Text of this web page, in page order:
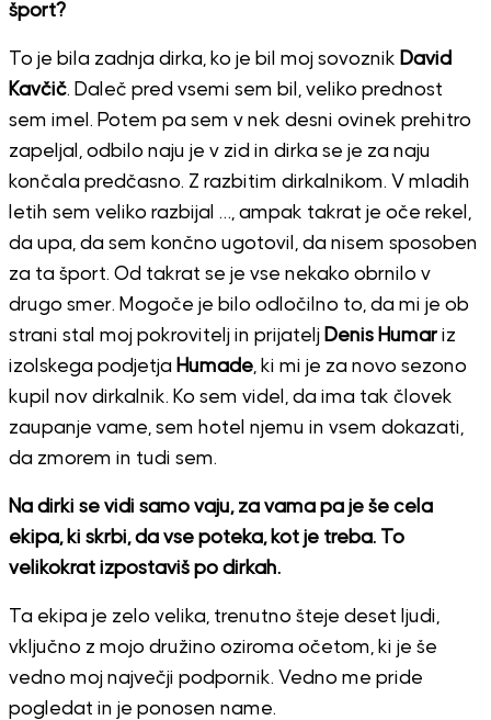
šport?
To je bila zadnja dirka, ko je bil moj sovoznik David
Kavčič. Daleč pred vsemi sem bil, veliko prednost
sem imel. Potem pa sem v nek desni ovinek prehitro
zapeljal, odbilo naju je v zid in dirka se je za naju
končala predčasno. Z razbitim dirkalnikom. V mladih
letih sem veliko razbijal …, ampak takrat je oče rekel,
da upa, da sem končno ugotovil, da nisem sposoben
za ta šport. Od takrat se je vse nekako obrnilo v
drugo smer. Mogoče je bilo odločilno to, da mi je ob
strani stal moj pokrovitelj in prijatelj Denis Humariz
izolskega podjetja Humade, ki mi je za novo sezono
kupil nov dirkalnik. Ko sem videl, da ima tak človek
zaupanje vame, sem hotel njemu in vsem dokazati,
da zmorem in tudi sem.
Na dirki se vidi samo vaju, za vama pa je še cela
ekipa, ki skrbi, da vse poteka, kot je treba. To
velikokrat izpostaviš po dirkah.
Ta ekipa je zelo velika, trenutno šteje deset ljudi,
vključno z mojo družino oziroma očetom, ki je še
vedno moj največji podpornik. Vedno me pride
pogledat in je ponosen name.